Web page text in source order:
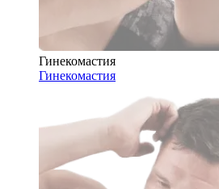
Гинекомастия
Гинекомастия